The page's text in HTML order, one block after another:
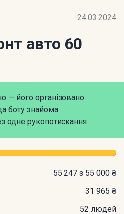
24.03.2024
авто 60
— його організовано
боту знайома
одне рукопотискання
55 247 з 55 000 ₴
31 965 ₴
52 людей